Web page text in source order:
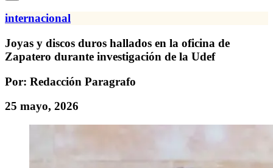
internacional
Joyas y discos duros hallados en la oficina de
Zapatero durante investigación de la Udef
Por: Redacción Paragrafo
25 mayo, 2026